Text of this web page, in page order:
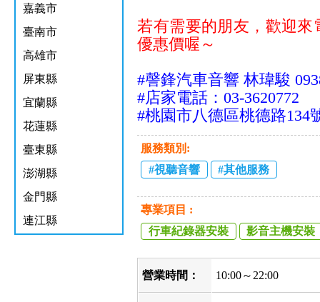
嘉義市
臺南市
高雄市
屏東縣
宜蘭縣
花蓮縣
臺東縣
澎湖縣
金門縣
連江縣
若有需要的朋友， 歡迎來
優惠價喔～
#謦鋒汽車音響 林瑋駿
#店家電話：03-3620772
#桃園市八德區桃德路134
服務類別:
視聽音響
其他服務
專業項目 :
行車紀錄器安裝
影音主機安裝
營業時間： 10:00～22:00